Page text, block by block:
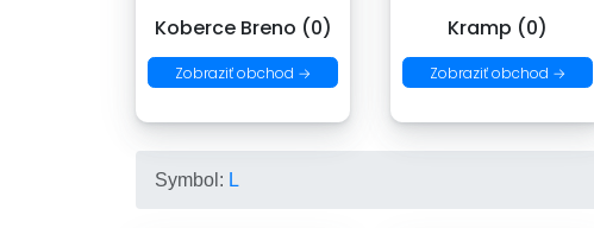
Koberce Breno (0)
Zobraziť obchod →
Kramp (0)
Zobraziť obchod →
Symbol: L